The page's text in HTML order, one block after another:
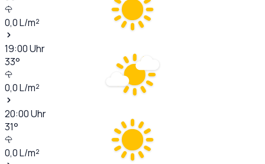
0,0L/m²
19:00Uhr
33°
0,0L/m²
20:00Uhr
31°
0,0L/m²